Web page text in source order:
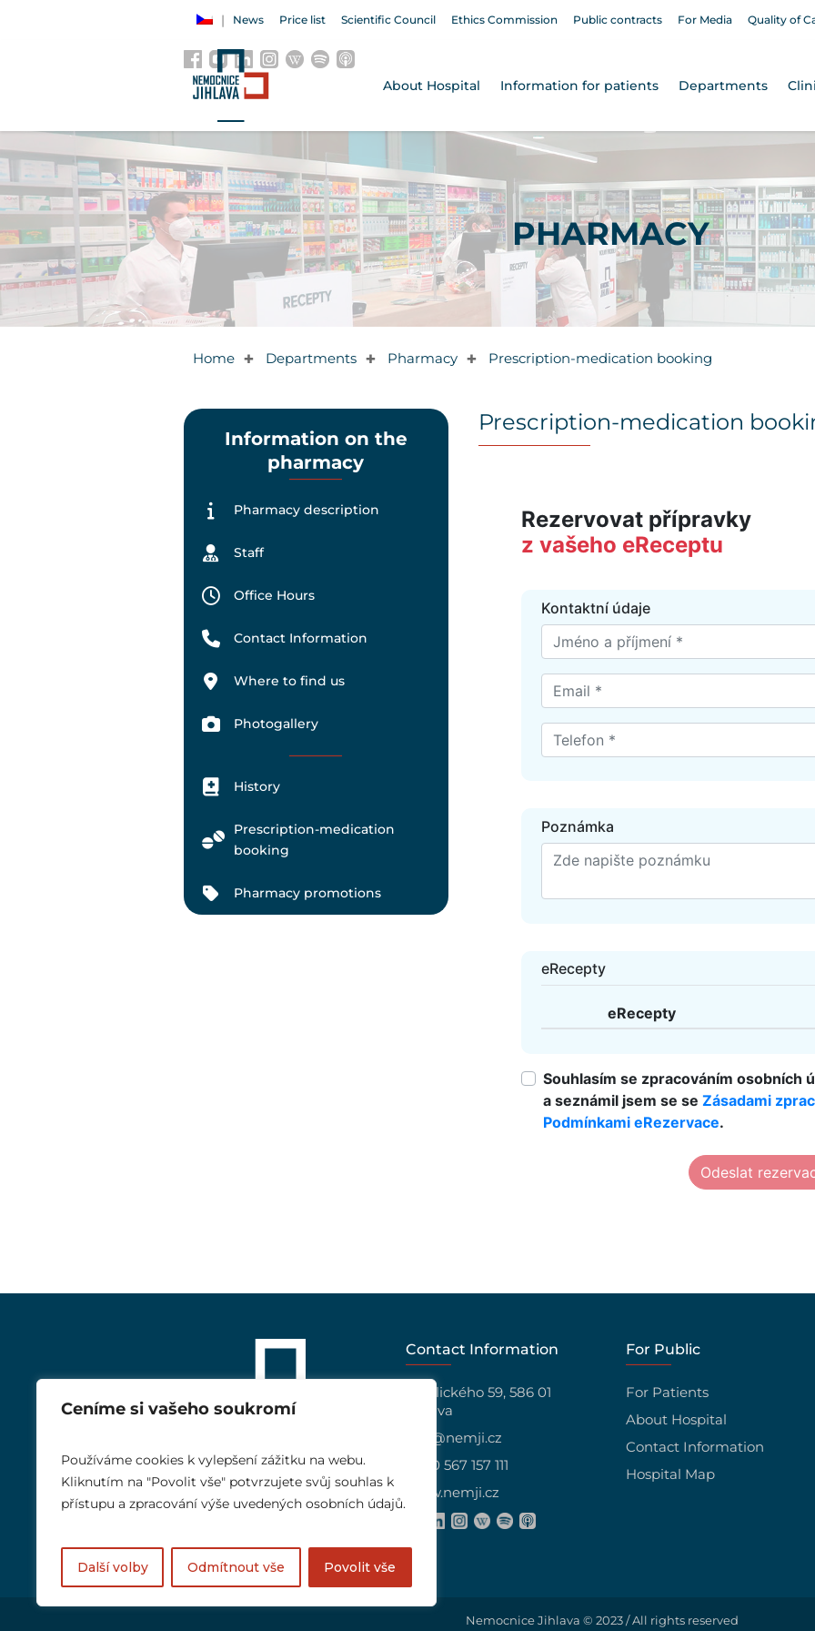
Ceníme si vašeho soukromí
Používáme cookies k vylepšení zážitku na webu.
Kliknutím na "Povolit vše" potvrzujete svůj souhlas k
přístupu a zpracování výše uvedených osobních údajů.
Další volby Odmítnout vše Povolit vše
News Price list Scientific Council Ethics Commission Public contracts For Media Quality of
About Hospital Information for patients Departments
PHARMACY
Home ✚ Departments ✚ Pharmacy ✚ Prescription-medication booking
Information on the
pharmacy
Pharmacy description
Staff
Office Hours
Contact Information
Where to find us
Photogallery
History
Prescription-medication
booking
Pharmacy promotions
Prescription-medication
Contact Information
Vrchlického 59, 586 01
Jihlava
info@nemji.cz
+420 567 157 111
www.nemji.cz
For Public
For Patients
About Hospital
Contact Information
Hospital Map
Nemocnice Jihlava © 2023 / All rights reserved